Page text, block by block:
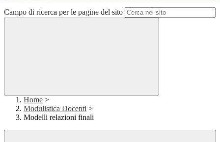
Campo di ricerca per le pagine del sito
Home >
Modulistica Docenti >
Modelli relazioni finali